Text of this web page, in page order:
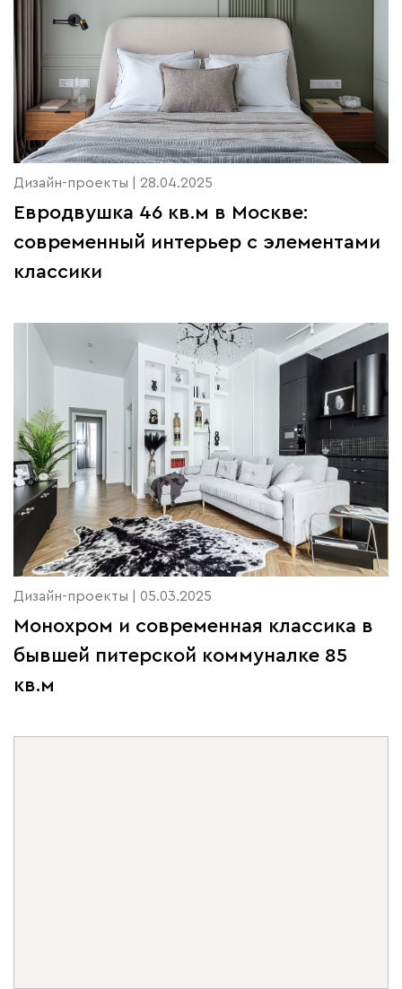
Дизайн-проекты | 28.04.2025
Евродвушка 46 кв.м в Москве:
современный интерьер с элементами
классики
Дизайн-проекты | 05.03.2025
Монохром и современная классика в
бывшей питерской коммуналке 85
кв.м